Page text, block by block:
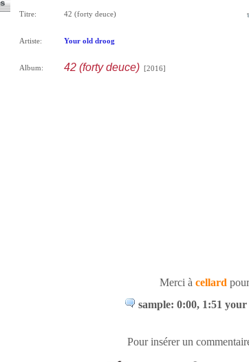
Titre: 42 (forty deuce)
Artiste: Your old droog
Album: 42 (forty deuce)[2016]
Merci à cellard
sample: 0:00, 1:51
Pour insérer un